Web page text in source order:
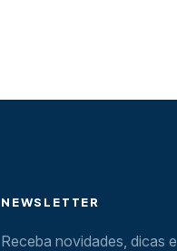
NEWSLETTER
Receba novidades, dicas e